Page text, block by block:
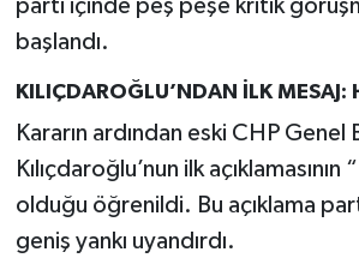
parti içinde peş peşe kritik
başlandı.
KILIÇDAROĞLU’NDAN İLK MESAJ:
Kararın ardından eski CHP Genel
Kılıçdaroğlu’nun ilk açıklamasının
olduğu öğrenildi. Bu açıklama
geniş yankı uyandırdı.